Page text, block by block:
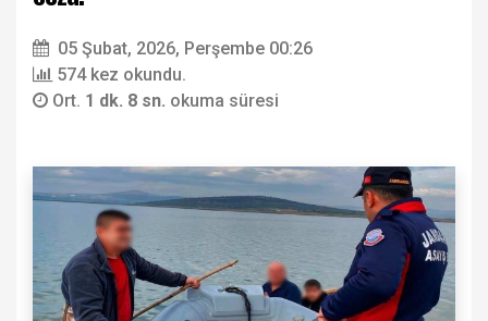
05 Şubat, 2026, Perşembe 00:26
574 kez okundu.
Ort. 1 dk. 8 sn. okuma süresi